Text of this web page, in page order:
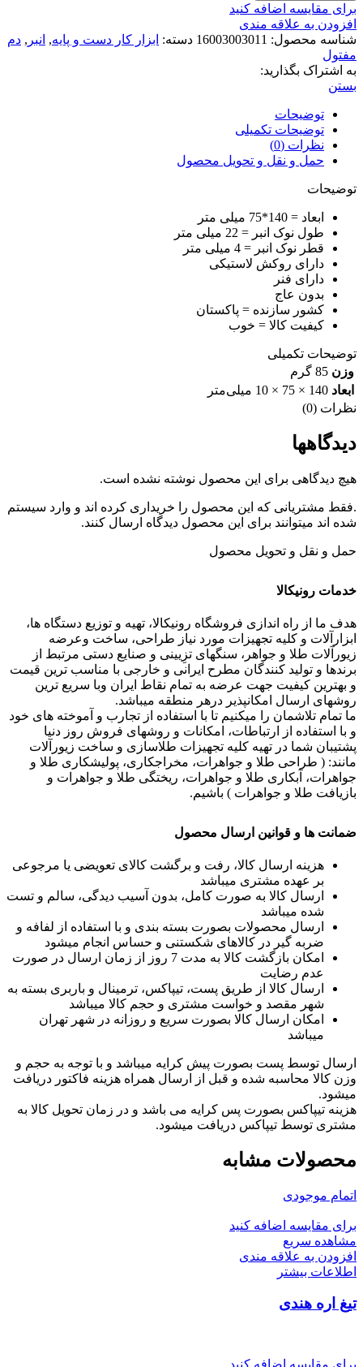
برای مقایسه اضافه کنید
افزودن به علاقه مندی
شناسه محصول: 16003003011 دسته: ابزار کار دست و پایه, انبر , دم
مفتول
به اشتراک بگذارید:
بستن
توضیحات
توضیحات تکمیلی
نظرات (0)
حمل و نقل و تحویل محصول
توضیحات
ابعاد = 140*75 میلی متر
طول نوک انبر = 22 میلی متر
قطر نوک انبر = 4 میلی متر
دارای روکش لاستیکی
دارای فنر
بدون عاج
کشور سازنده = پاکستان
کیفیت کالا = خوب
توضیحات تکمیلی
وزن 85 گرم
ابعاد 140 × 75 × 10 میلی‌متر
نظرات (0)
دیدگاهها
هیچ دیدگاهی برای این محصول نوشته نشده است.
.فقط مشتریانی که این محصول را خریداری کرده اند و وارد سیستم
شده اند میتوانند برای این محصول دیدگاه ارسال کنند.
حمل و نقل و تحویل محصول
خدمات رونیکالا
هدف ما از راه اندازی فروشگاه رونیکالا، تهیه و توزیع دستگاه ها،
ابزارآلات و کلیه تجهیزات مورد نیاز طراحی، ساخت وعرضه
زیورآلات طلا و جواهر، سنگهای تزِیینی و صنایع دستی مرتبط از
برندها و تولید کنندگان مطرح ایرانی و خارجی با مناسب ترین قیمت
و بهترین کیفیت جهت عرضه به تمام نقاط ایران وبا سریع ترین
روشهای ارسال امکانپذیر درهر منطقه میباشد.
ما تمام تلاشمان را میکنیم تا با استفاده از تجارب و آموخته های خود
و با استفاده از ارتباطات، امکانات و روشهای فروش روز دنیا
پشتیبان شما در تهیه کلیه تجهیزات طلاسازی و ساخت زیورآلات
مانند: ( طراحی طلا و جواهرات، مخراجکاری، پولیشکاری طلا و
جواهرات، آبکاری طلا و جواهرات، ریختگی طلا و جواهرات و
بازیافت طلا و جواهرات ) باشیم.
ضمانت ها و قوانین ارسال محصول
هزینه ارسال کالا، رفت و برگشت کالای تعویضی یا مرجوعی
بر عهده مشتری میباشد
ارسال کالا به صورت کامل، بدون آسیب دیدگی، سالم و تست
شده میباشد
ارسال محصولات بصورت بسته بندی و با استفاده از لفافه و
ضربه گیر در کالاهای شکستنی و حساس انجام میشود
امکان بازگشت کالا به مدت 7 روز از زمان ارسال در صورت
عدم رضایت
ارسال کالا از طریق پست، تیپاکس، ترمینال و باربری بسته به
شهر مقصد و خواست مشتری و حجم کالا میباشد
امکان ارسال کالا بصورت سریع و روزانه در شهر تهران
میباشد
ارسال توسط پست بصورت پیش کرایه میباشد و با توجه به حجم و
وزن کالا محاسبه شده و قبل از ارسال همراه هزینه فاکتور دریافت
میشود.
هزینه تیپاکس بصورت پس کرایه می باشد و در زمان تحویل کالا به
مشتری توسط تیپاکس دریافت میشود.
محصولات مشابه
اتمام موجودی
برای مقایسه اضافه کنید
مشاهده سریع
افزودن به علاقه مندی
اطلاعات بیشتر
تیغ اره هندی